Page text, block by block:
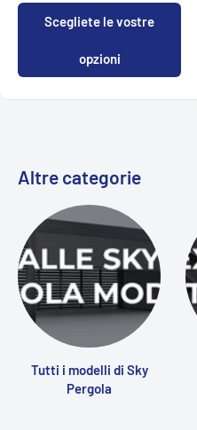
Scegliete le vostre
opzioni
Altre categorie
Tutti i modelli di Sky
Pergola